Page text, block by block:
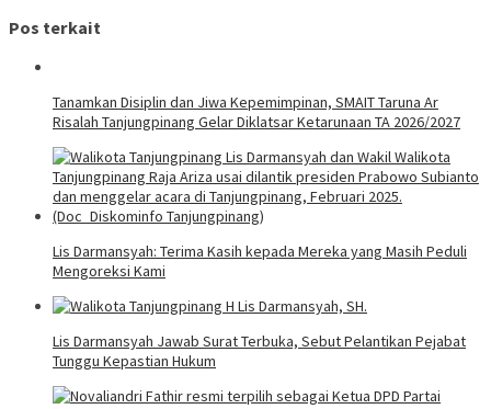
Pos terkait
Tanamkan Disiplin dan Jiwa Kepemimpinan, SMAIT Taruna Ar
Risalah Tanjungpinang Gelar Diklatsar Ketarunaan TA 2026/2027
Lis Darmansyah: Terima Kasih kepada Mereka yang Masih Peduli
Mengoreksi Kami
Lis Darmansyah Jawab Surat Terbuka, Sebut Pelantikan Pejabat
Tunggu Kepastian Hukum